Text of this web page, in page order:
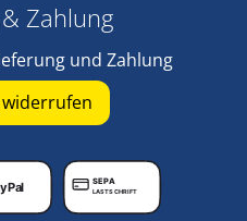
Zahlung
und Zahlung
SEPA
LASTSCHRIFT